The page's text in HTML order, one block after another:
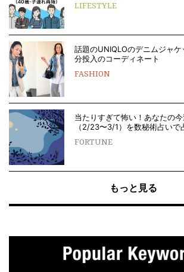
LIFESTYLE
話題のUNIQLOのデニムジャ
分投入のコーディネート
FASHION
当たりすぎて怖い！あなたの
（2/23〜3/1）を数秘術占いで
FORTUNE
もっと見る